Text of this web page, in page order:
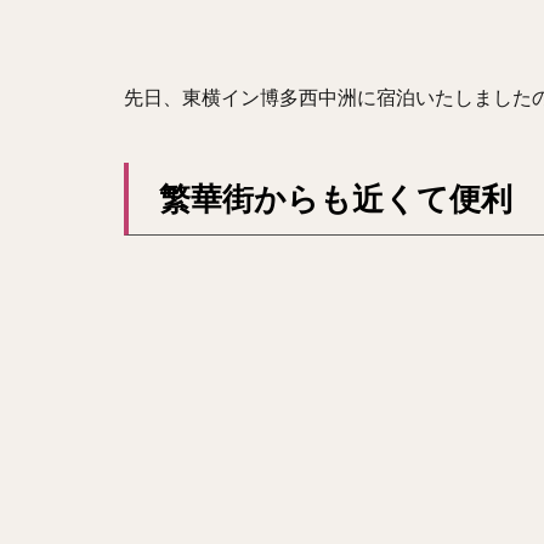
先日、東横イン博多西中洲に宿泊いたしました
繁華街からも近くて便利